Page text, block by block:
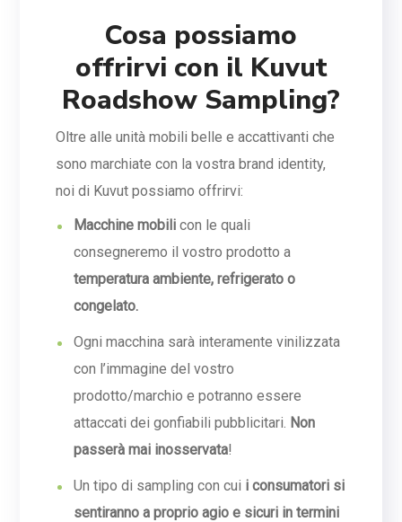
Cosa possiamo
offrirvi con il Kuvut
Roadshow Sampling?
Oltre alle unità mobili belle e accattivanti che
sono marchiate con la vostra brand identity,
noi di Kuvut possiamo offrirvi:
Macchine mobili con le quali
consegneremo il vostro prodotto a
temperatura ambiente, refrigerato o
congelato.
Ogni macchina sarà interamente vinilizzata
con l’immagine del vostro
prodotto/marchio e potranno essere
attaccati dei gonfiabili pubblicitari. Non
passerà mai inosservata!
Un tipo di sampling con cui i consumatori si
sentiranno a proprio agio e sicuri in termini